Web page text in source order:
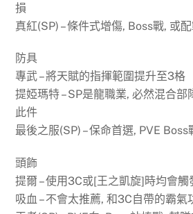
損
真紅(SP) – 條件式增傷, Boss戰, 或
防具
專武 – 將天賦的指揮範圍提升至3格
提婭瑪特 – SP是龍職業, 必然混合
此件
最後之服(SP) – 保命首選, PVE
頭飾
提爾 – 使用3C或[王之凱旋]時均會
吸血 – 不會太推薦, 和3C自帶的霸氣